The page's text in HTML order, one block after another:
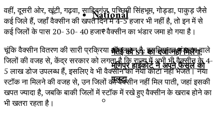
National
मैतेई को ST का दर्जा नहीं मिलेगा,
मणिपुर हाईकोर्ट ने अपने फैसले को
पलटा
वहीं, दूसरी ओर, खूंटी, गढ़वा, साहिबगंज, पच्छिमी सिंहभूम, गोड्डा, पाकुड़ जैसे
कई जिले हैं, जहाँ वैक्सीन की खपत दिन में 4-5 हजार भी नहीं है, तो इन में से
कई जिलों के पास 20- 30- 40 हजार वैक्सीन का भंडार जमा हो गया है।
चूंकि वैक्सीन वितरण की सारी प्रक्रिया ऑनलाइन है, इसलिए इन भंडारण वाले
जिलों की वजह से, केंद्र सरकार को लगता है कि राज्य में अभी भी वैक्सीन के 4-
5 लाख डोज उपलब्ध हैं, इसलिए वे भी वैक्सीन का नया कोटा नहीं भेजते। नया
स्टॉक ना मिलने की वजह से, उन जिलों को वैक्सीन नहीं मिल पाती, जहां इसकी
खपत ज्यादा है, जबकि बाकी जिलों में स्टॉक में रखे हुए वैक्सीन के खराब होने का
भी खतरा रहता है।